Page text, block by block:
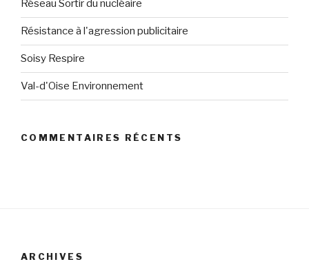
Réseau Sortir du nucléaire
Résistance à l'agression publicitaire
Soisy Respire
Val-d'Oise Environnement
COMMENTAIRES RÉCENTS
ARCHIVES